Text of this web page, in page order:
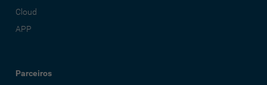
Cloud
APP
Parceiros